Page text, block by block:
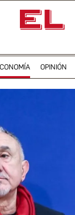
OPINIÓN